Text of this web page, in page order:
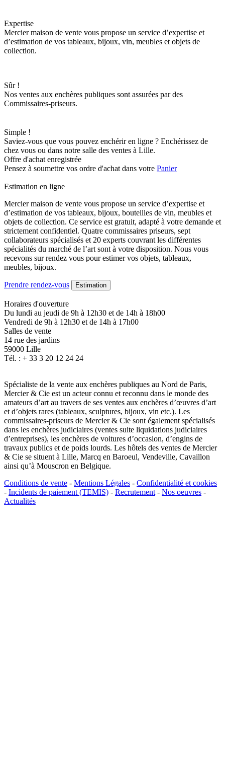
Expertise
Mercier maison de vente vous propose un service d’expertise et
d’estimation de vos tableaux, bijoux, vin, meubles et objets de
collection.
Sûr !
Nos ventes aux enchères publiques sont assurées par des
Commissaires-priseurs.
Simple !
Saviez-vous que vous pouvez enchérir en ligne ? Enchérissez de
chez vous ou dans notre salle des ventes à Lille.
Offre d'achat enregistrée
Pensez à soumettre vos ordre d'achat dans votre Panier
Estimation en ligne
Mercier maison de vente vous propose un service d’expertise et
d’estimation de vos tableaux, bijoux, bouteilles de vin, meubles et
objets de collection. Ce service est gratuit, adapté à votre demande et
strictement confidentiel. Quatre commissaires priseurs, sept
collaborateurs spécialisés et 20 experts couvrant les différentes
spécialités du marché de l’art sont à votre disposition. Nous vous
recevons sur rendez vous pour estimer vos objets, tableaux,
meubles, bijoux.
Prendre rendez-vous Estimation
Horaires d'ouverture
Du lundi au jeudi de 9h à 12h30 et de 14h à 18h00
Vendredi de 9h à 12h30 et de 14h à 17h00
Salles de vente
14 rue des jardins
59000 Lille
Tél. : + 33 3 20 12 24 24
Spécialiste de la vente aux enchères publiques au Nord de Paris,
Mercier & Cie est un acteur connu et reconnu dans le monde des
amateurs d’art au travers de ses ventes aux enchères d’œuvres d’art
et d’objets rares (tableaux, sculptures, bijoux, vin etc.). Les
commissaires-priseurs de Mercier & Cie sont également spécialisés
dans les enchères judiciaires (ventes suite liquidations judiciaires
d’entreprises), les enchères de voitures d’occasion, d’engins de
travaux publics et de poids lourds. Les hôtels des ventes de Mercier
& Cie se situent à Lille, Marcq en Baroeul, Vendeville, Cavaillon
ainsi qu’à Mouscron en Belgique.
Conditions de vente - Mentions Légales - Confidentialité et cookies
- Incidents de paiement (TEMIS) - Recrutement- Nos oeuvres -
Actualités